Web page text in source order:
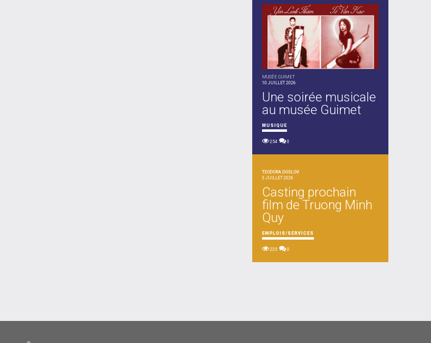
MUSÉE GUIMET
10 JUILLET 2026
Une soirée musicale
au musée Guimet
MUSIQUE
254 0
TEODORA DOSLOV
3 JUILLET 2026
Casting prochain
film de Truong Minh
Quy
EMPLOIS/SERVICES
235 0